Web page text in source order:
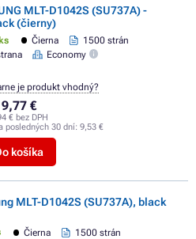
MLT-D1042S (SU737A) -
(čierny)
Čierna
1500 strán
Economy
9,77 €
€ bez DPH
posledných 30 dní: 9,53 €
košíka
je produkt vhodný?
MLT-D1042S (SU737A), black
Čierna
1500 strán